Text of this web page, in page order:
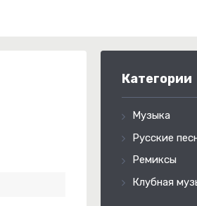
Категории
Музыка
Русские
Ремиксы
Клубная